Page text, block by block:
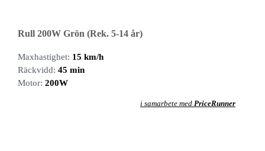
Rull 200W Grön (Rek. 5-14 år)
Maxhastighet: 15 km/h
Räckvidd: 45 min
Motor: 200W
i samarbete med PriceRunner